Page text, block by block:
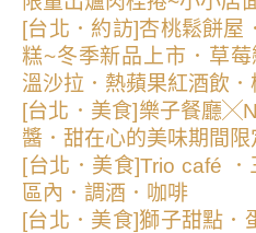
[台北．約訪]杏桃鬆餅屋
糕~冬季新品上市．草
溫沙拉．熱蘋果紅酒飲．
[台北．美食]樂子餐廳
醬．甜在心的美味期間
[台北．美食]Trio café
區內．調酒．咖啡
[台北．美食]獅子甜點．